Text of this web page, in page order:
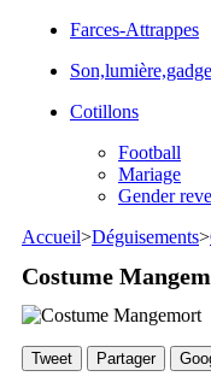
Farces-Attrappes
Cotillons
Football
Mariage
Gender
Accueil>Déguisements>
Costume
Tweet Partager